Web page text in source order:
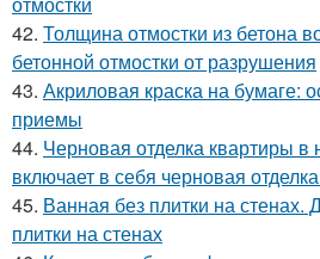
42. Толщина отмостки из бетона
бетонной отмостки от разрушения
43. Акриловая краска на бумаге:
приемы
44. Черновая отделка квартиры в
включает в себя черновая
45. Ванная без плитки на стенах.
плитки на стенах